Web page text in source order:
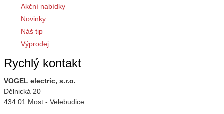
Akční nabídky
Novinky
Náš tip
Výprodej
Rychlý kontakt
VOGEL electric, s.r.o.
Dělnická 20
434 01 Most - Velebudice